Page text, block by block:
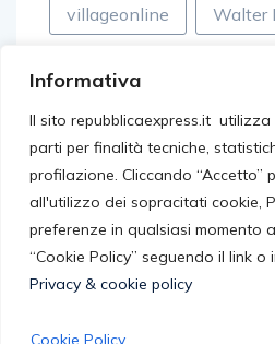
Informativa
Il sito repubblicaexpress.it
parti per finalità tecniche,
profilazione. Cliccando “Accetto”
all'utilizzo dei sopracitati cookie,
preferenze in qualsiasi momento
“Cookie Policy” seguendo il link
Privacy & cookie policy
Cookie Policy
villageonline Walter